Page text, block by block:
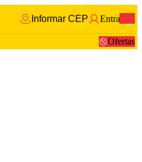
Informar CEP Entrar
Ofertas